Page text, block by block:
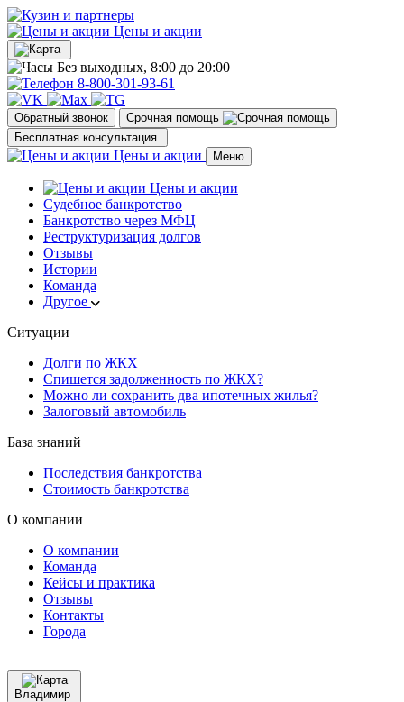
Цены и акции
Без выходных, 8:00 до 20:00
8-800-301-93-61
Обратный звонок
Срочная помощь
Бесплатная консультация
Цены и акции Меню
Цены и акции
Судебное банкротство
Банкротство через МФЦ
Реструктуризация долгов
Отзывы
Истории
Команда
Другое
Ситуации
Долги по ЖКХ
Спишется задолженность по ЖКХ?
Можно ли сохранить два ипотечных жилья?
Залоговый автомобиль
База знаний
Последствия банкротства
Стоимость банкротства
О компании
О компании
Команда
Кейсы и практика
Отзывы
Контакты
Города
Владимир